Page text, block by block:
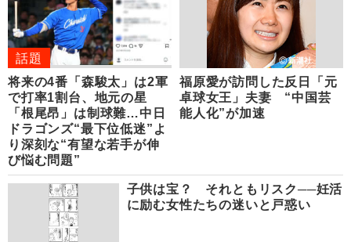
話題
将来の4番「森駿太」は2軍
で打率1割台、地元の星
「根尾昂」は制球難…中日
ドラゴンズ“最下位低迷”よ
り深刻な“有望な若手が伸
び悩む問題”
福原愛が訪問した反日「元
卓球女王」夫妻 “中国芸
能人化”が加速
子供は宝？ それともリスク──妊活
に励む女性たちの迷いと戸惑い